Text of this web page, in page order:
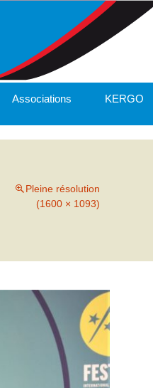
Associations KERGO
Pleine résolution
(1600 × 1093)